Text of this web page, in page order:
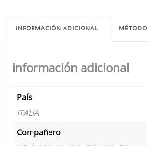
INFORMACIÓN ADICIONAL MÉTODO
información adicional
País
ITALIA
Compañero